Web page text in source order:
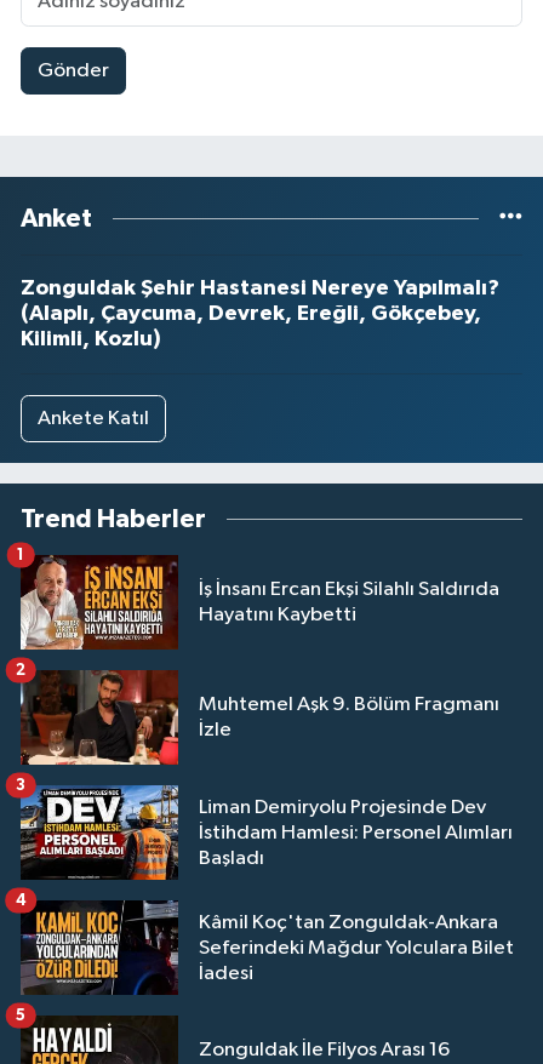
Gönder
Anket
Zonguldak Şehir Hastanesi Nereye Yapılmalı?
(Alaplı, Çaycuma, Devrek, Ereğli, Gökçebey,
Kilimli, Kozlu)
Ankete Katıl
Trend Haberler
İş İnsanı Ercan Ekşi Silahlı Saldırıda
Hayatını Kaybetti
1
Muhtemel Aşk 9. Bölüm Fragmanı
İzle
2
Liman Demiryolu Projesinde Dev
İstihdam Hamlesi: Personel Alımları
Başladı
3
Kâmil Koç'tan Zonguldak-Ankara
Seferindeki Mağdur Yolculara Bilet
İadesi
4
Zonguldak İle Filyos Arası 16
5